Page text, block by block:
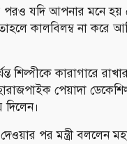
যদি আপনার মনে হয়
কালবিলম্ব না করে
শিল্পীকে কারাগারে
পেয়াদা
দিলেন।
দেওয়ার পর মন্ত্রী বললেন